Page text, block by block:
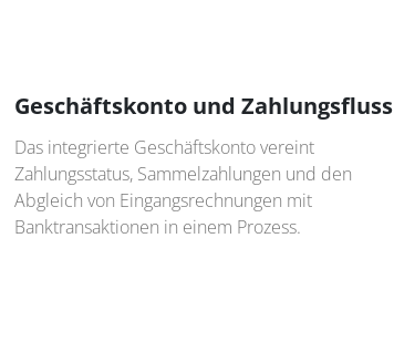
Geschäftskonto und Zahlungsfluss
Das integrierte Geschäftskonto vereint
Zahlungsstatus, Sammelzahlungen und den
Abgleich von Eingangsrechnungen mit
Banktransaktionen in einem Prozess.